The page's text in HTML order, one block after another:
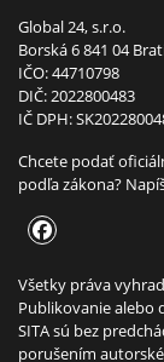
Global 24, s.r.o.
Borská 6 841 04
IČO: 44710798
DIČ: 2022800483
IČ DPH:
Chcete podať
podľa zákona?
Všetky práva
Publikovanie alebo
SITA sú bez
porušením